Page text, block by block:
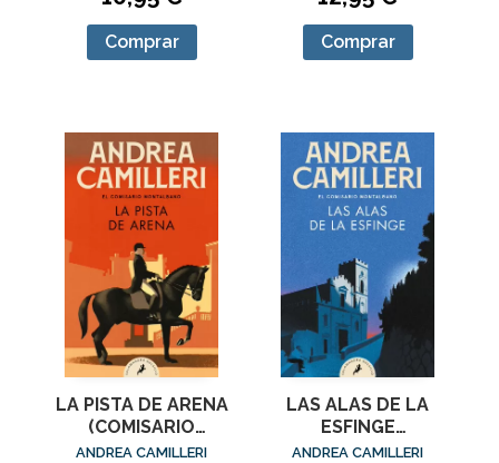
Comprar Comprar
LA PISTA DE ARENA
(COMISARIO
MONTALBANO 16)
ANDREA CAMILLERI
LAS ALAS DE LA
ESFINGE
(COMISARIO
ANDREA CAMILLERI